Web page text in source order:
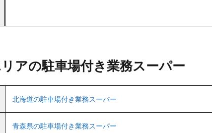
アの駐車場付き業務スーパー
北海道の駐車場付き業務スーパー
青森県の駐車場付き業務スーパー